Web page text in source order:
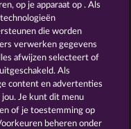
Moon
op je apparaat op . Als
die worden
verwerken gegevens
afwijzen selecteert of
Als
content en advertenties
Je kunt dit menu
of je toestemming op
beheren onder